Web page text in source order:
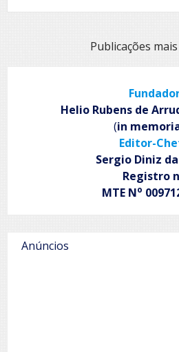
bordado
NavegaçãoPublicações
Helio Rubens de
(in
Editor-
Sergio Diniz
Registro
MTE No
Anúncios